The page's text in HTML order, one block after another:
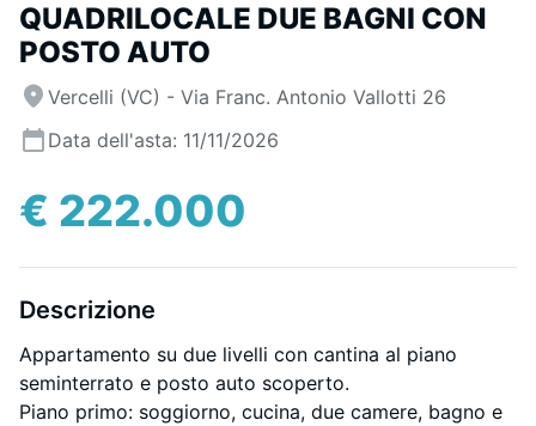
QUADRILOCALE DUE BAGNI CON
POSTO AUTO
Vercelli (VC) - Via Franc. Antonio Vallotti 26
Data dell'asta: 11/11/2026
€ 222.000
Descrizione
Appartamento su due livelli con cantina al piano
seminterrato e posto auto scoperto.
Piano primo: soggiorno, cucina, due camere, bagno e